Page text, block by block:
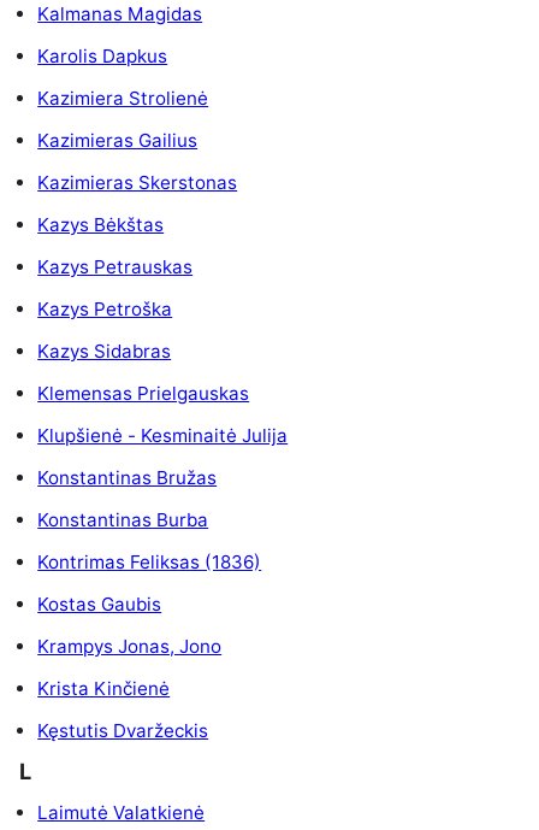
Kalmanas Magidas
Karolis Dapkus
Kazimiera Strolienė
Kazimieras Gailius
Kazimieras Skerstonas
Kazys Bėkštas
Kazys Petrauskas
Kazys Petroška
Kazys Sidabras
Klemensas Prielgauskas
Klupšienė - Kesminaitė Julija
Konstantinas Bružas
Konstantinas Burba
Kontrimas Feliksas (1836)
Kostas Gaubis
Krampys Jonas, Jono
Krista Kinčienė
Kęstutis Dvaržeckis
L
Laimutė Valatkienė